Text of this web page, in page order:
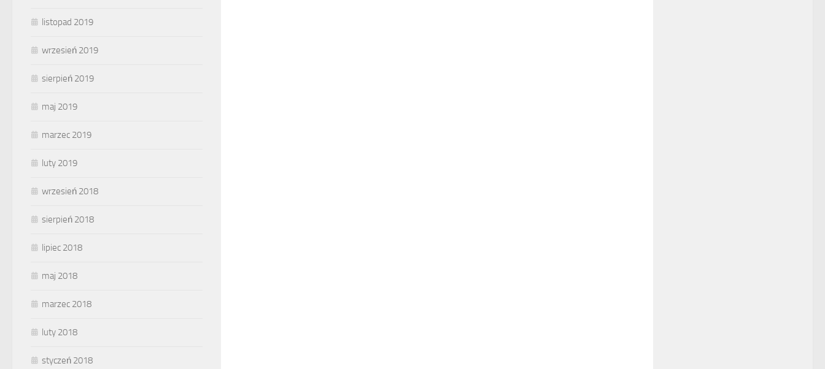
listopad 2019
wrzesień 2019
sierpień 2019
maj 2019
marzec 2019
luty 2019
wrzesień 2018
sierpień 2018
lipiec 2018
maj 2018
marzec 2018
luty 2018
styczeń 2018